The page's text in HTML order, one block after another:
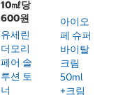
10㎖당
600원
유세린
더모리
페어 솔
루션 토
너
아이오
페 슈퍼
바이탈
크림
50ml
+크림